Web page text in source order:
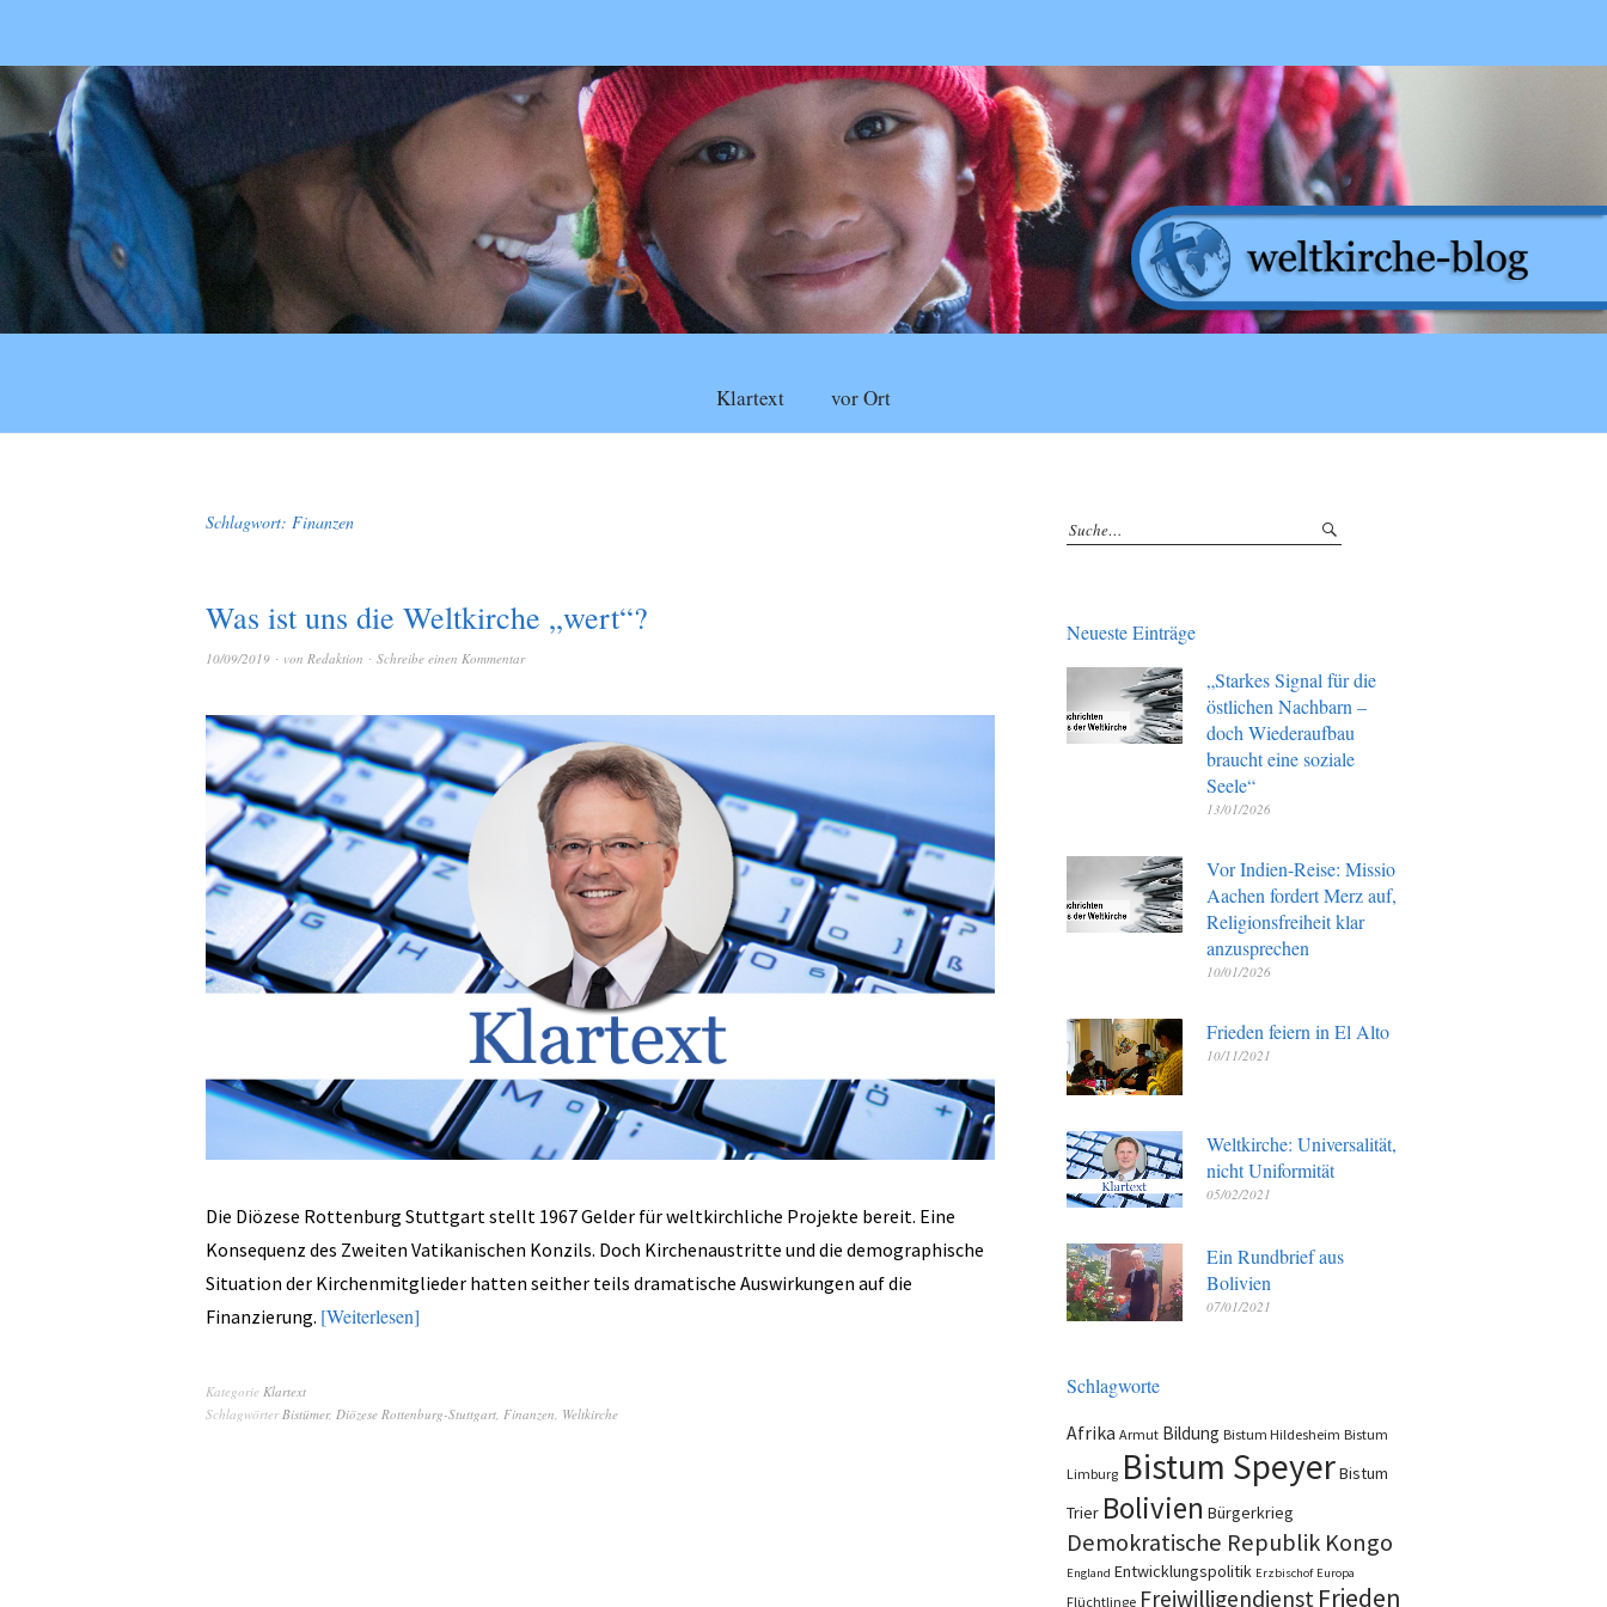
Klartext vor Ort
Schlagwort: Finanzen
Was ist uns die Weltkirche „wert“?
10/09/2019 von Redaktion Schreibe einen Kommentar
Die Diözese Rottenburg Stuttgart stellt 1967 Gelder für weltkirchliche Projekte bereit. Eine
Konsequenz des Zweiten Vatikanischen Konzils. Doch Kirchenaustritte und die demographische
Situation der Kirchenmitglieder hatten seither teils dramatische Auswirkungen auf die
Finanzierung. Weiterlesen
Kategorie Klartext
Schlagwörter Bistümer, Diözese Rottenburg-Stuttgart Finanzen Weltkirche
Neueste Einträge
„Starkes Signal für die
östlichen Nachbarn –
doch Wiederaufbau
braucht eine soziale
Seele“
13/01/2026
Vor Indien-Reise: Missio
Aachen fordert Merz auf,
Religionsfreiheit klar
anzusprechen
10/01/2026
Frieden feiern in El Alto
10/11/2021
Weltkirche: Universalität,
nicht Uniformität
05/02/2021
Ein Rundbrief aus
Bolivien
07/01/2021
Schlagworte
Afrika Armut Bildung Bistum Hildesheim Bistum
Limburg Bistum SpeyerBistum
Trier Bolivien Bürgerkrieg
Demokratische Republik Kongo
England Entwicklungspolitik Erzbischof Europa
Flüchtlinge Freiwilligendienst Frieden